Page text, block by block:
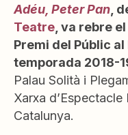
Adéu, Peter Pan ,
Teatre , va rebre
Premi del Públic
temporada 2018-
Palau Solità i
Xarxa
Catalunya.